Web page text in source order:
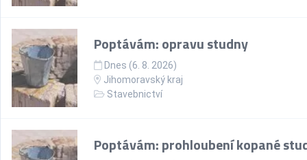
Poptávám: opravu studny
Dnes (6. 8. 2026)
Jihomoravský kraj
Stavebnictví
Poptávám: prohloubení kopané